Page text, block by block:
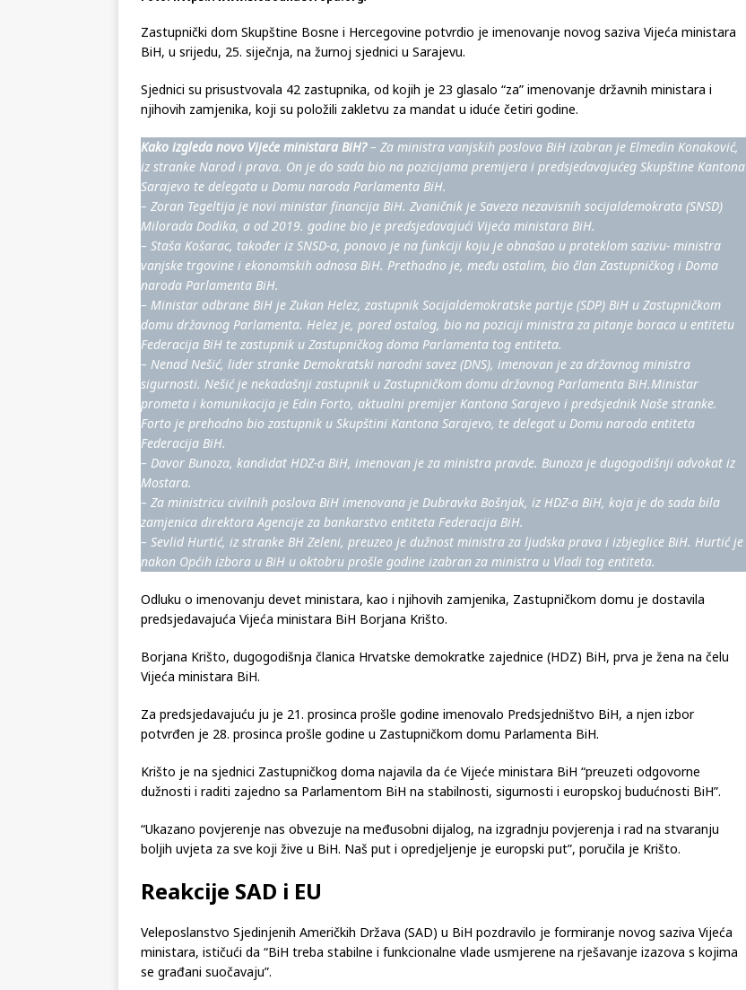
Zastupnički dom Skupštine Bosne i Hercegovine potvrdio je imenovanje novog saziva Vijeća ministara
BiH, u srijedu, 25. siječnja, na žurnoj sjednici u Sarajevu.
Sjednici su prisustvovala 42 zastupnika, od kojih je 23 glasalo “za” imenovanje državnih ministara i
njihovih zamjenika, koji su položili zakletvu za mandat u iduće četiri godine.
Kako izgleda novo Vijeće ministara BiH?– Za ministra vanjskih poslova BiH izabran je Elmedin Konaković,
iz stranke Narod i prava. On je do sada bio na pozicijama premijera i predsjedavajućeg Skupštine Kantona
Sarajevo te delegata u Domu naroda Parlamenta BiH.
– Zoran Tegeltija je novi ministar financija BiH. Zvaničnik je Saveza nezavisnih socijaldemokrata (SNSD)
Milorada Dodika, a od 2019. godine bio je predsjedavajući Vijeća ministara BiH.
– Staša Košarac, također iz SNSD-a, ponovo je na funkciji koju je obnašao u proteklom sazivu- ministra
vanjske trgovine i ekonomskih odnosa BiH. Prethodno je, među ostalim, bio član Zastupničkog i Doma
naroda Parlamenta BiH.
– Ministar odbrane BiH je Zukan Helez, zastupnik Socijaldemokratske partije (SDP) BiH u Zastupničkom
domu državnog Parlamenta. Helez je, pored ostalog, bio na poziciji ministra za pitanje boraca u entitetu
Federacija BiH te zastupnik u Zastupničkog doma Parlamenta tog entiteta.
– Nenad Nešić, lider stranke Demokratski narodni savez (DNS), imenovan je za državnog ministra
sigurnosti. Nešić je nekadašnji zastupnik u Zastupničkom domu državnog Parlamenta BiH.Ministar
prometa i komunikacija je Edin Forto, aktualni premijer Kantona Sarajevo i predsjednik Naše stranke.
Forto je prehodno bio zastupnik u Skupštini Kantona Sarajevo, te delegat u Domu naroda entiteta
Federacija BiH.
– Davor Bunoza, kandidat HDZ-a BiH, imenovan je za ministra pravde. Bunoza je dugogodišnji advokat iz
Mostara.
– Za ministricu civilnih poslova BiH imenovana je Dubravka Bošnjak, iz HDZ-a BiH, koja je do sada bila
zamjenica direktora Agencije za bankarstvo entiteta Federacija BiH.
– Sevlid Hurtić, iz stranke BH Zeleni, preuzeo je dužnost ministra za ljudska prava i izbjeglice BiH. Hurtić je
nakon Općih izbora u BiH u oktobru prošle godine izabran za ministra u Vladi tog entiteta.
Odluku o imenovanju devet ministara, kao i njihovih zamjenika, Zastupničkom domu je dostavila
predsjedavajuća Vijeća ministara BiH Borjana Krišto.
Borjana Krišto, dugogodišnja članica Hrvatske demokratke zajednice (HDZ) BiH, prva je žena na čelu
Vijeća ministara BiH.
Za predsjedavajuću ju je 21. prosinca prošle godine imenovalo Predsjedništvo BiH, a njen izbor
potvrđen je 28. prosinca prošle godine u Zastupničkom domu Parlamenta BiH.
Krišto je na sjednici Zastupničkog doma najavila da će Vijeće ministara BiH “preuzeti odgovorne
dužnosti i raditi zajedno sa Parlamentom BiH na stabilnosti, sigurnosti i europskoj budućnosti BiH”.
“Ukazano povjerenje nas obvezuje na međusobni dijalog, na izgradnju povjerenja i rad na stvaranju
boljih uvjeta za sve koji žive u BiH. Naš put i opredjeljenje je europski put”, poručila je Krišto.
Reakcije SAD i EU
Veleposlanstvo Sjedinjenih Američkih Država (SAD) u BiH pozdravilo je formiranje novog saziva Vijeća
ministara, ističući da “BiH treba stabilne i funkcionalne vlade usmjerene na rješavanje izazova s kojima
se građani suočavaju”.